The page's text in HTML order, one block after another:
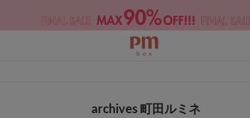
archives 町田ルミネ